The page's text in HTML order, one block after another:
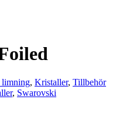
limning, Kristaller, Tillbehör
, Swarovski